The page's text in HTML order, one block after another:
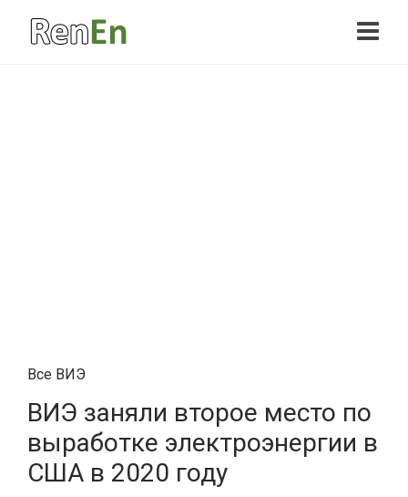
Все ВИЭ
ВИЭ заняли второе место по
выработке электроэнергии в
США в 2020 году